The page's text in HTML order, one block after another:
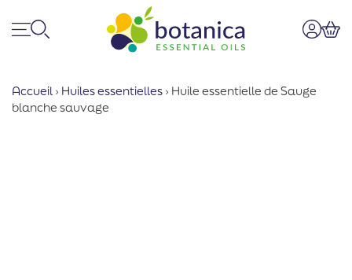
Accueil › Huiles essentielles › Huile essentielle de Sauge
blanche sauvage